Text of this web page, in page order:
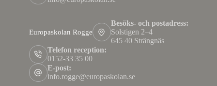
Europaskolan Rogge
Besöks- och postadress:
Solstigen 2–4
645 40 Strängnäs
Telefon reception:
0152-33 35 00
E-post:
info.rogge@europaskolan.se